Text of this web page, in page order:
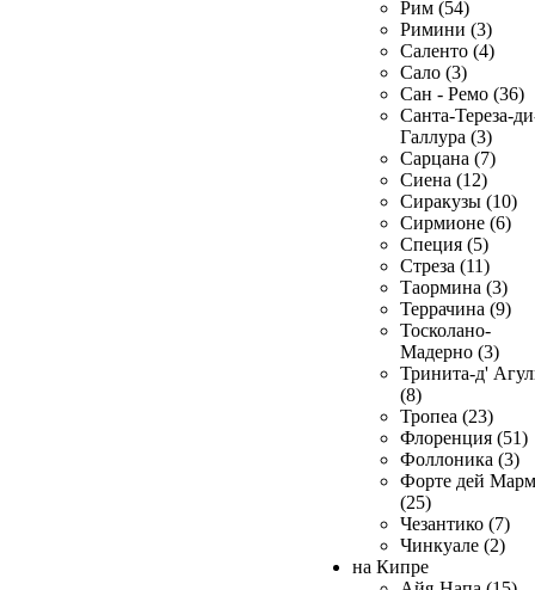
Рим (54)
Римини (3)
Саленто (4)
Сало (3)
Сан - Ремо (36)
Санта-Тереза-
Галлура (3)
Сарцана (7)
Сиена (12)
Сиракузы (10)
Сирмионе (6)
Специя (5)
Стреза (11)
Таормина (3)
Террачина (9)
Тосколано-
Мадерно (3)
Тринита-д'
(8)
Тропеа (23)
Флоренция (51)
Фоллоника (3)
Форте дей
(25)
Чезантико (7)
Чинкуале (2)
на Кипре